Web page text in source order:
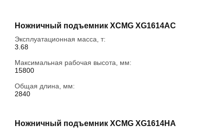
Ножничный подъемник XCMG XG1614AC
Эксплуатационная масса, т:
3.68
Максимальная рабочая высота, мм:
15800
Общая длина, мм:
2840
Ножничный подъемник XCMG XG1614HA